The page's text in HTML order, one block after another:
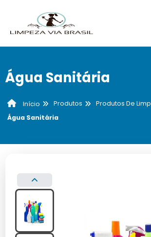
Água Sanitária
Início Produtos
Produtos De
Água Sanitária